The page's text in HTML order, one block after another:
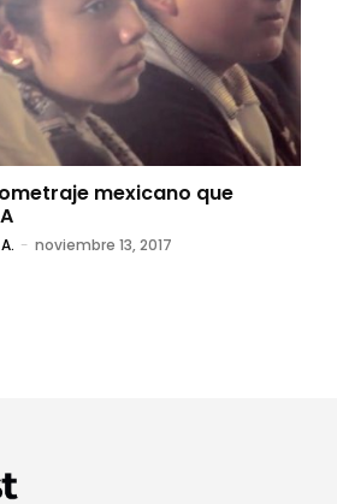
mexicano que
- noviembre 13, 2017